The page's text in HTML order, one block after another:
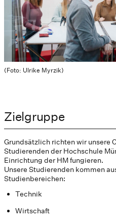
(Foto: Ulrike Myrzik)
Zielgruppe
Grundsätzlich richten wir unsere
Studierenden der Hochschule
Einrichtung der HM fungieren.
Unsere Studierenden kommen
Studienbereichen:
Technik
Wirtschaft